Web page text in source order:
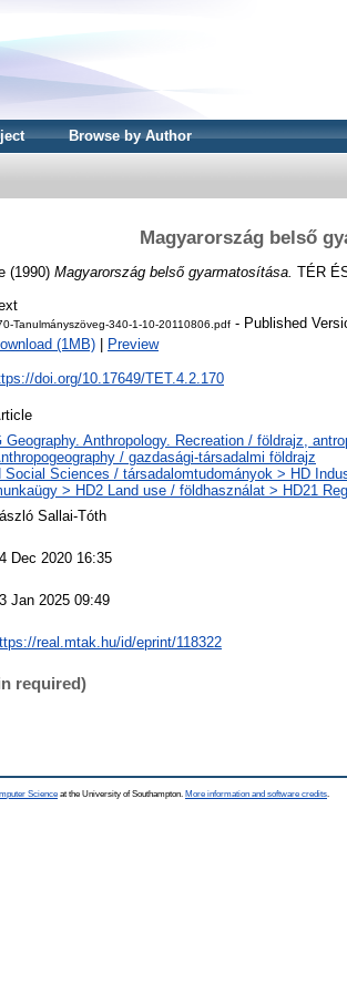
Browse by Author
Magyarország belső
(1990) Magyarország belső gyarmatosítása. TÉR
Tanulmányszöveg-340-1-10-20110806.pdf - Published
(1MB)
Preview
doi.org/10.17649/TET.4.2.170
Geography. Anthropology. Recreation / földrajz,
/ gazdasági-társadalmi földrajz
Social Sciences / társadalomtudományok > HD
> HD2 Land use / földhasználat > HD21
Sallai-Tóth
Dec 2020 16:35
Jan 2025 09:49
real.mtak.hu/id/eprint/118322
required)
Science at the University of Southampton. More information and software credits